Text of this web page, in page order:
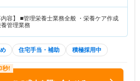
内容】 ■管理栄養士業務全般 ・栄養ケア作成
管理業務
住宅手当・補助 積極採用中